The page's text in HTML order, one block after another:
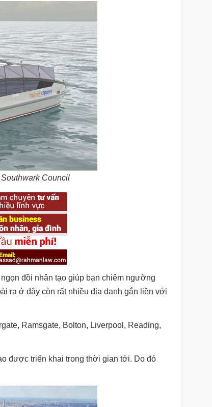
Council
đồi nhân tạo giúp bạn chiêm ngưỡng
ra ở đây còn rất nhiều địa danh gắn liền với
Ramsgate, Bolton, Liverpool, Reading,
được triển khai trong thời gian tới. Do đó